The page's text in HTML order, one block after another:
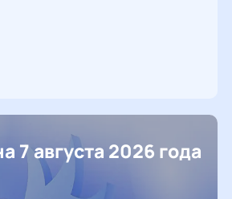
7 августа 2026 года